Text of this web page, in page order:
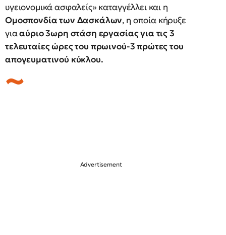
υγειονομικά ασφαλείς» καταγγέλλει και η
Ομοσπονδία των Δασκάλων, η οποία κήρυξε
γιααύριο 3ωρη στάση εργασίας για τις 3
τελευταίες ώρες του πρωινού-3 πρώτες του
απογευματινού κύκλου.